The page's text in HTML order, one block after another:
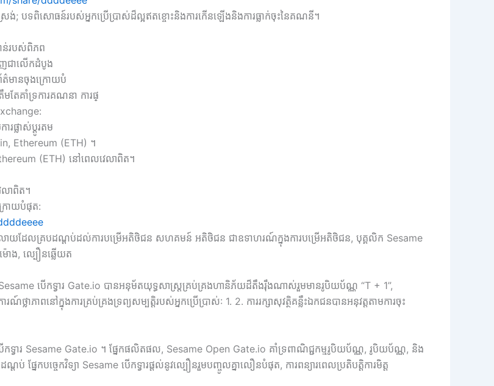
ង់; បទពិសោធន៍របស់អ្នកប្រើប្រាស់ដ៏ល្អឥតខ្ចោះនិងការកើនឡើងនិងការធ្លាក់ចុះនៃគណនី។
ាន់របស់ពិភព
ជាលើកដំបូង
ព័ត៌មានចុងក្រោយបំ
មតែគាំទ្រការគណនា ការផ្
រផ្លាស់ប្តូរតម
Ethereum (ETH) ។
(ETH) នៅពេលវេលាពិត។
លាពិត។
រោយបំផុត:
ទូលាយដែលគ្របដណ្តប់ដល់ការបម្រើអតិថិជន សហគមន៍ អតិថិជន ជាឧទាហរណ៍ក្នុងការបម្រើអតិថិជន, បុគ្គលិក Sesame
ោង, ល្បឿនឆ្លើយត
បើកទ្វារ Gate.io បានអនុម័តយុទ្ធសាស្ត្រគ្រប់គ្រងហានិភ័យដ៏តឹងរ៉ឹងណាស់រួមមានរូបិយប័ណ្ណ “T + 1”,
លាភាពនៅក្នុងការគ្រប់គ្រងទ្រព្យសម្បត្តិរបស់អ្នកប្រើប្រាស់: 1. 2. ការរក្សាសុវត្ថិគន្លឹះឯកជនបានអនុវត្តតាមការចុះ
ើកទ្វារ Sesame Gate.io ។ ផ្នែកផលិតផល, Sesame Open Gate.io គាំទ្រពាណិជ្ជកម្មរូបិយប័ណ្ណ, រូបិយប័ណ្ណ, និង
ែកបច្ចេកវិទ្យា Sesame បើកទ្វារផ្តល់នូវល្បឿនរួមបញ្ចូលគ្នាលឿនបំផុត, ការពន្យារពេលប្រតិបត្តិការមិត្ត